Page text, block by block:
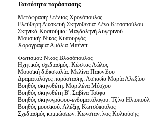
Ταυτότητα παράστασης
Μετάφραση: Στέλιος Χρονόπουλος
Ελεύθερη Διασκευή-Σκηνοθεσία: Λένα Κιτσοπούλου
Σκηνικά-Κοστούμια: Μαγδαληνή Αυγερινού
Μουσική: Νίκος Κυπουργός
Χορογραφία: Αμάλια Μπένετ
Φωτισμοί: Νίκος Βλασόπουλος
Ηχητικός σχεδιασμός: Κώστας Λώλος
Μουσική διδασκαλία: Μελίνα Παιονίδου
Δραματολόγος παράστασης: Ασπασία Μαρία Αλεξίου
Βοηθός σκηνοθέτη: Μαριλένα Μόσχου
Βοηθός σκηνοθέτη Β': Σαβίνα Τσάφα
Βοηθός σκηνογράφου-ενδυματόλογου: Τζίνα
Βοηθός μουσικού: Αλέξης Κωτσόπουλος
Σχεδιασμός κομμώσεων: Κωνσταντίνος Κολιούσης